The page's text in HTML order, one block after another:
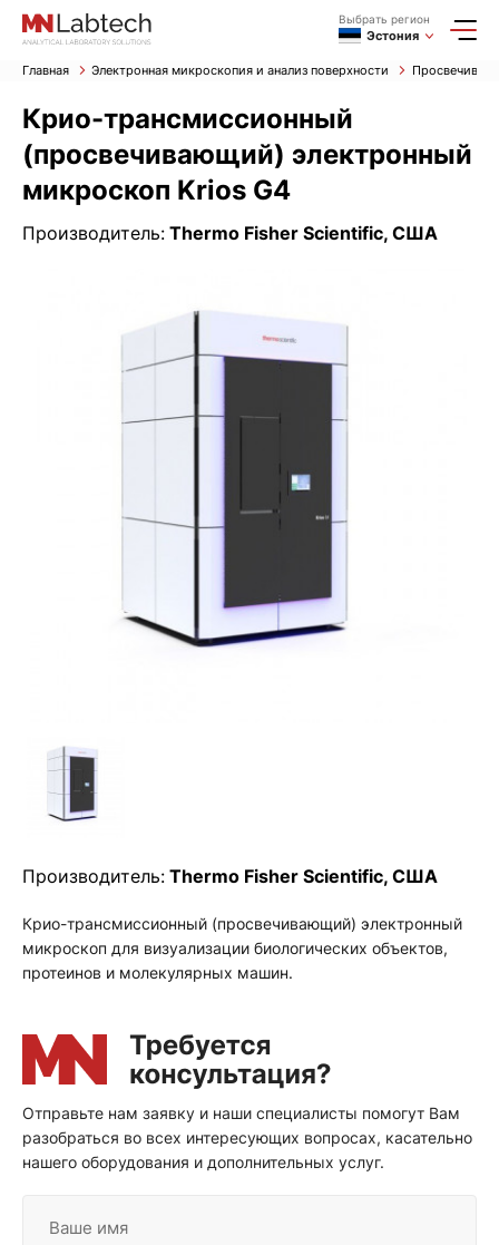
Выбрать регион
Эстония
Главная Электронная микроскопия и анализ поверхности
Крио-трансмиссионный
(просвечивающий) электронный
микроскоп Krios G4
Производитель: Thermo Fisher Scientific, США
Производитель: Thermo Fisher Scientific, США
Крио-трансмиссионный (просвечивающий) электронный
микроскоп для визуализации биологических объектов,
протеинов и молекулярных машин.
Отправьте нам заявку и наши специалисты помогут Вам
разобраться во всех интересующих вопросах, касательно
нашего оборудования и дополнительных услуг.
Ваше имя